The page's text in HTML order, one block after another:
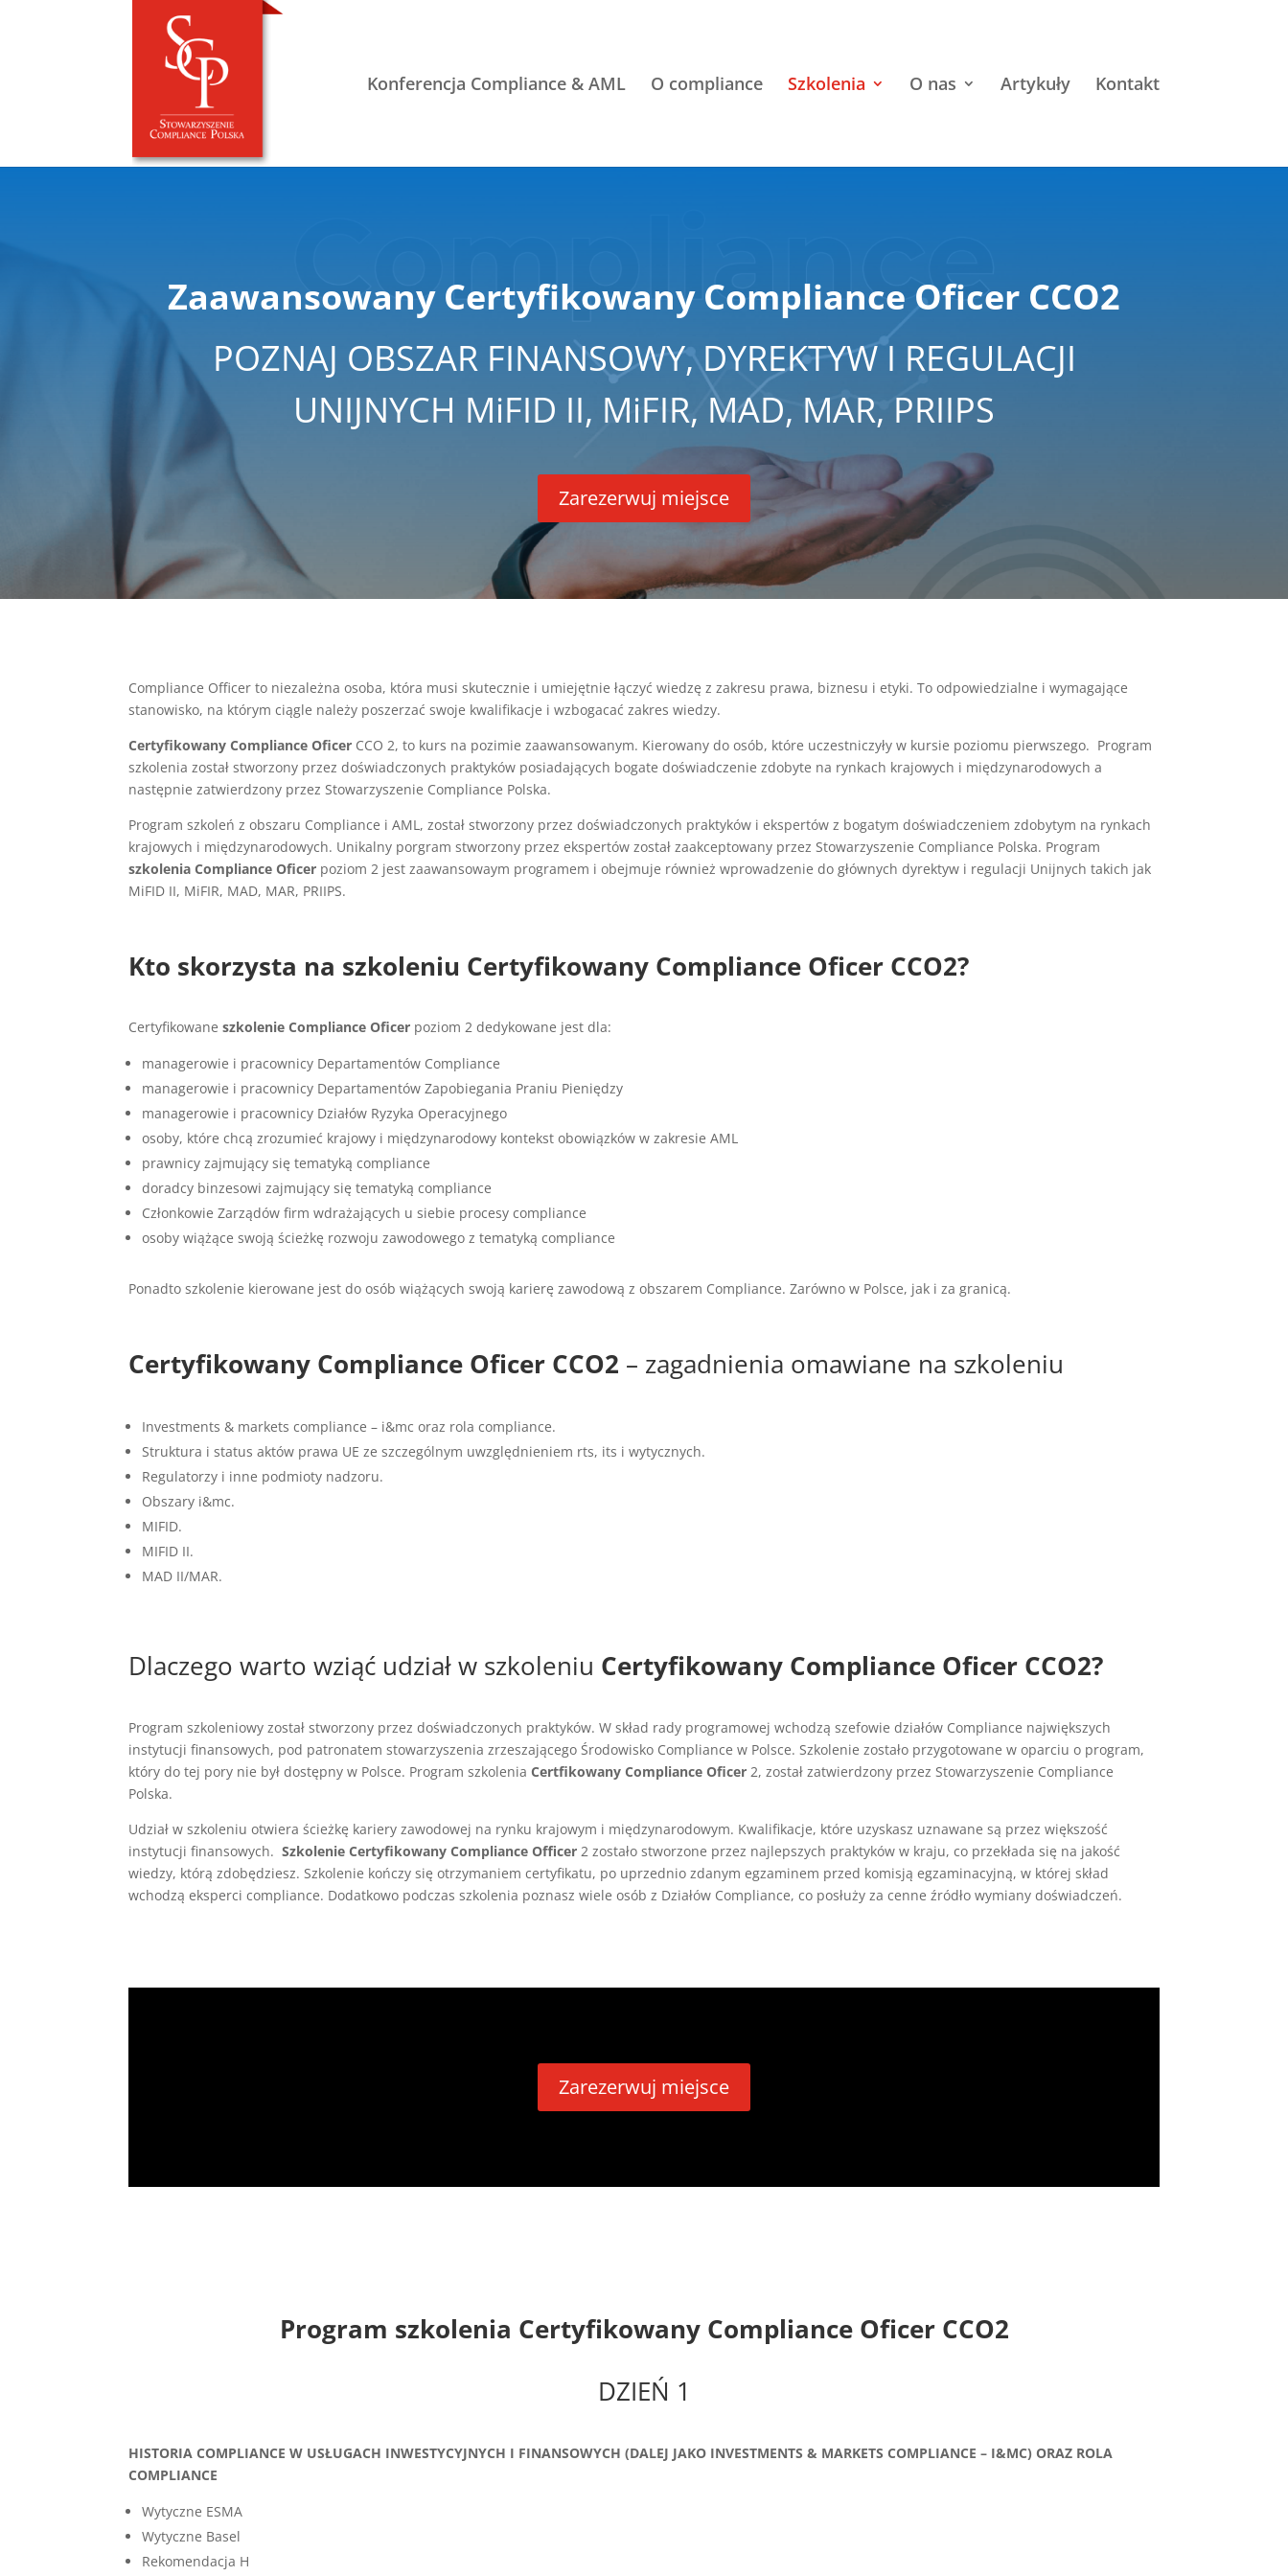
Konferencja Compliance & AML O compliance Szkolenia O nas Artykuły Kontakt
Zaawansowany Certyfikowany Compliance Oficer CCO2
POZNAJ OBSZAR FINANSOWY, DYREKTYW I REGULACJI
UNIJNYCH MiFID II, MiFIR, MAD, MAR, PRIIPS
Zarezerwuj miejsce
Compliance Officer to niezależna osoba, która musi skutecznie i umiejętnie łączyć wiedzę z zakresu prawa, biznesu i etyki. To odpowiedzialne i wymagające
stanowisko, na którym ciągle należy poszerzać swoje kwalifikacje i wzbogacać zakres wiedzy.
Certyfikowany Compliance Oficer CCO 2, to kurs na pozimie zaawansowanym. Kierowany do osób, które uczestniczyły w kursie poziomu pierwszego. Program
szkolenia został stworzony przez doświadczonych praktyków posiadających bogate doświadczenie zdobyte na rynkach krajowych i międzynarodowych a
następnie zatwierdzony przez Stowarzyszenie Compliance Polska.
Program szkoleń z obszaru Compliance i AML, został stworzony przez doświadczonych praktyków i ekspertów z bogatym doświadczeniem zdobytym na rynkach
krajowych i międzynarodowych. Unikalny porgram stworzony przez ekspertów został zaakceptowany przez Stowarzyszenie Compliance Polska. Program
szkolenia Compliance Oficer poziom 2 jest zaawansowaym programem i obejmuje również wprowadzenie do głównych dyrektyw i regulacji Unijnych takich jak
MiFID II, MiFIR, MAD, MAR, PRIIPS.
Kto skorzysta na szkoleniu Certyfikowany Compliance Oficer CCO2?
Certyfikowaneszkolenie Compliance Oficer poziom 2 dedykowane jest dla:
managerowie i pracownicy Departamentów Compliance
managerowie i pracownicy Departamentów Zapobiegania Praniu Pieniędzy
managerowie i pracownicy Działów Ryzyka Operacyjnego
osoby, które chcą zrozumieć krajowy i międzynarodowy kontekst obowiązków w zakresie AML
prawnicy zajmujący się tematyką compliance
doradcy binzesowi zajmujący się tematyką compliance
Członkowie Zarządów firm wdrażających u siebie procesy compliance
osoby wiążące swoją ścieżkę rozwoju zawodowego z tematyką compliance
Ponadto szkolenie kierowane jest do osób wiążących swoją karierę zawodową z obszarem Compliance. Zarówno w Polsce, jak i za granicą.
Certyfikowany Compliance Oficer CCO2 – zagadnienia omawiane na szkoleniu
Investments & markets compliance – i&mc oraz rola compliance.
Struktura i status aktów prawa UE ze szczególnym uwzględnieniem rts, its i wytycznych.
Regulatorzy i inne podmioty nadzoru.
Obszary i&mc.
MIFID.
MIFID II.
MAD II/MAR.
Dlaczego warto wziąć udział w szkoleniu Certyfikowany Compliance Oficer CCO2?
Program szkoleniowy został stworzony przez doświadczonych praktyków. W skład rady programowej wchodzą szefowie działów Compliance największych
instytucji finansowych, pod patronatem stowarzyszenia zrzeszającego Środowisko Compliance w Polsce. Szkolenie zostało przygotowane w oparciu o program,
który do tej pory nie był dostępny w Polsce. Program szkoleniaCertfikowany Compliance Oficer 2, został zatwierdzony przez Stowarzyszenie Compliance
Polska.
Udział w szkoleniu otwiera ścieżkę kariery zawodowej na rynku krajowym i międzynarodowym. Kwalifikacje, które uzyskasz uznawane są przez większość
instytucji finansowych.Szkolenie Certyfikowany Compliance Officer 2 zostało stworzone przez najlepszych praktyków w kraju, co przekłada się na jakość
wiedzy, którą zdobędziesz. Szkolenie kończy się otrzymaniem certyfikatu, po uprzednio zdanym egzaminem przed komisją egzaminacyjną, w której skład
wchodzą eksperci compliance. Dodatkowo podczas szkolenia poznasz wiele osób z Działów Compliance, co posłuży za cenne źródło wymiany doświadczeń.
Zarezerwuj miejsce
Program szkolenia Certyfikowany Compliance Oficer CCO2
DZIEŃ 1
HISTORIA COMPLIANCE W USŁUGACH INWESTYCYJNYCH I FINANSOWYCH (DALEJ JAKO INVESTMENTS & MARKETS COMPLIANCE – I&MC) ORAZ ROLA
COMPLIANCE
Wytyczne ESMA
Wytyczne Basel
Rekomendacja H